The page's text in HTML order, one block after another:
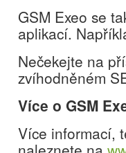
GSM Exeo se
aplikací.
Nečekejte na
zvíhodněném
Více o GSM
Více informací,